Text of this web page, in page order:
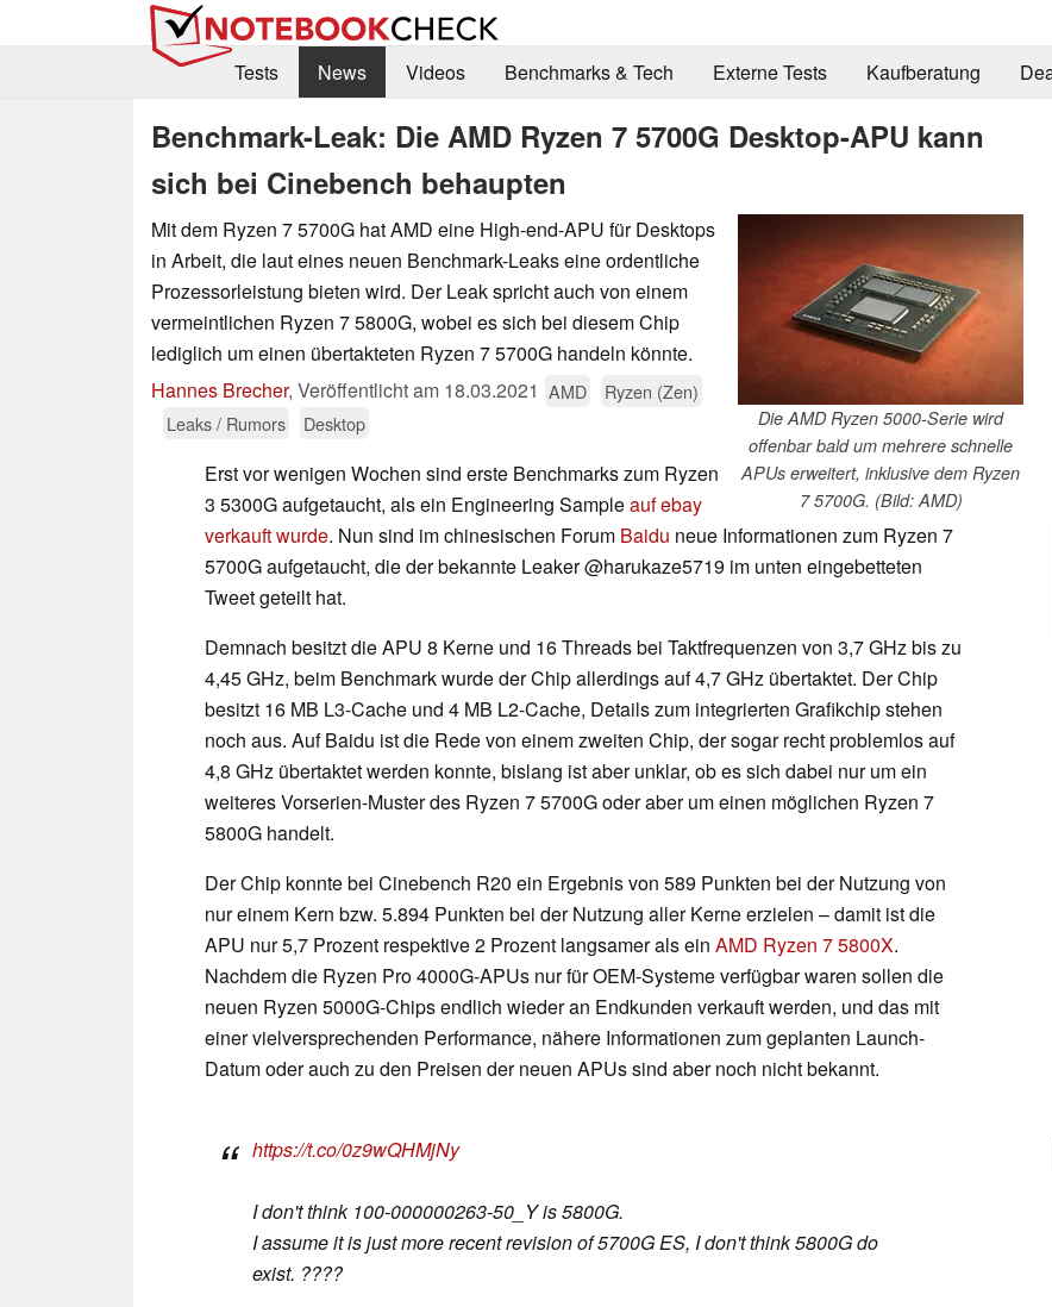
Tests
News Videos Benchmarks & Tech Externe Tests Kaufberatung
Benchmark-Leak: Die AMD Ryzen 7 5700G Desktop-APU kann
sich bei Cinebench behaupten
Die AMD Ryzen 5000-Serie wird
offenbar bald um mehrere schnelle
APUs erweitert, inklusive dem Ryzen
7 5700G. (Bild: AMD)
Mit dem Ryzen 7 5700G hat AMD eine High-end-APU für Desktops
in Arbeit, die laut eines neuen Benchmark-Leaks eine ordentliche
Prozessorleistung bieten wird. Der Leak spricht auch von einem
vermeintlichen Ryzen 7 5800G, wobei es sich bei diesem Chip
lediglich um einen übertakteten Ryzen 7 5700G handeln könnte.
Hannes Brecher, Veröffentlicht am 18.03.2021 AMD
Ryzen (Zen)
Leaks / Rumors
Desktop
Erst vor wenigen Wochen sind erste Benchmarks zum Ryzen
3 5300G aufgetaucht, als ein Engineering Sampleauf ebay
verkauft wurde. Nun sind im chinesischen Forum Baidu neue Informationen zum Ryzen 7
5700G aufgetaucht, die der bekannte Leaker @harukaze5719 im unten eingebetteten
Tweet geteilt hat.
Demnach besitzt die APU 8 Kerne und 16 Threads bei Taktfrequenzen von 3,7 GHz bis zu
4,45 GHz, beim Benchmark wurde der Chip allerdings auf 4,7 GHz übertaktet. Der Chip
besitzt 16 MB L3-Cache und 4 MB L2-Cache, Details zum integrierten Grafikchip stehen
noch aus. Auf Baidu ist die Rede von einem zweiten Chip, der sogar recht problemlos auf
4,8 GHz übertaktet werden konnte, bislang ist aber unklar, ob es sich dabei nur um ein
weiteres Vorserien-Muster des Ryzen 7 5700G oder aber um einen möglichen Ryzen 7
5800G handelt.
Der Chip konnte bei Cinebench R20 ein Ergebnis von 589 Punkten bei der Nutzung von
nur einem Kern bzw. 5.894 Punkten bei der Nutzung aller Kerne erzielen – damit ist die
APU nur 5,7 Prozent respektive 2 Prozent langsamer als ein AMD Ryzen 7 5800X.
Nachdem die Ryzen Pro 4000G-APUs nur für OEM-Systeme verfügbar waren sollen die
neuen Ryzen 5000G-Chips endlich wieder an Endkunden verkauft werden, und das mit
einer vielversprechenden Performance, nähere Informationen zum geplanten Launch-
Datum oder auch zu den Preisen der neuen APUs sind aber noch nicht bekannt.
https://t.co/0z9wQHMjNy
I don't think 100-000000263-50_Y is 5800G.
I assume it is just more recent revision of 5700G ES, I don't think 5800G do
exist. ????